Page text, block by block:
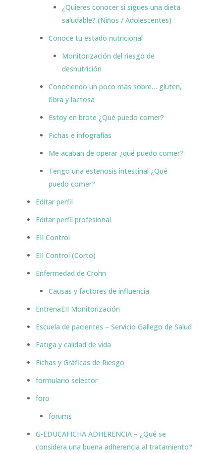
¿Quieres conocer si sigues una dieta
saludable? (Niños / Adolescentes)
Conoce tu estado nutricional
Monitorización del riesgo de
desnutrición
Conociendo un poco más sobre… gluten,
fibra y lactosa
Estoy en brote ¿Qué puedo comer?
Fichas e infografías
Me acaban de operar ¿qué puedo comer?
Tengo una estenosis intestinal ¿Qué
puedo comer?
Editar perfil
Editar perfil profesional
EII Control
EII Control (Corto)
Enfermedad de Crohn
Causas y factores de influencia
EntrenaEII Monitorización
Escuela de pacientes – Servicio Gallego de Salud
Fatiga y calidad de vida
Fichas y Gráficas de Riesgo
formulario selector
foro
forums
G-EDUCAFICHA ADHERENCIA – ¿Qué se
considera una buena adherencia al tratamiento?